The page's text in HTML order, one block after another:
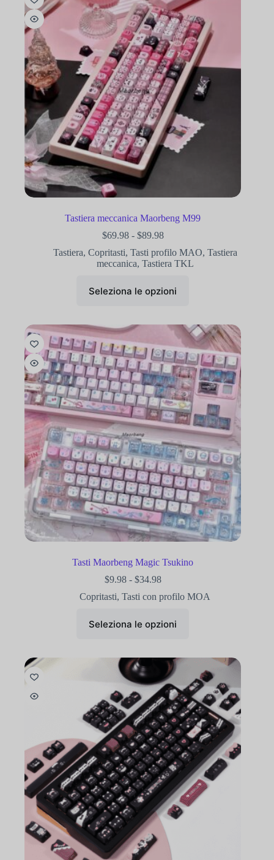
Tastiera meccanica Maorbeng M99
$69.98 - $89.98
Tastiera, Copritasti, Tasti profilo MAO, Tastiera
meccanica, Tastiera TKL
Seleziona le opzioni
Tasti Maorbeng Magic Tsukino
$9.98 - $34.98
Copritasti,Tasti con profilo MOA
Seleziona le opzioni